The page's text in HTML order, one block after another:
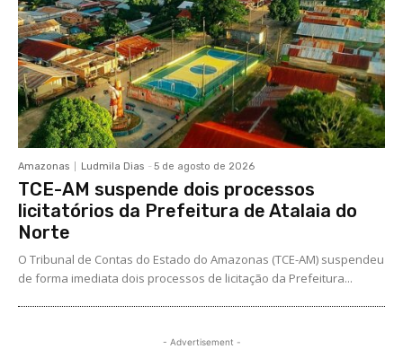
Amazonas Ludmila Dias - 5 de agosto de 2026
TCE-AM suspende dois processos
licitatórios da Prefeitura de Atalaia do
Norte
O Tribunal de Contas do Estado do Amazonas (TCE-AM) suspendeu
de forma imediata dois processos de licitação da Prefeitura...
- Advertisement -